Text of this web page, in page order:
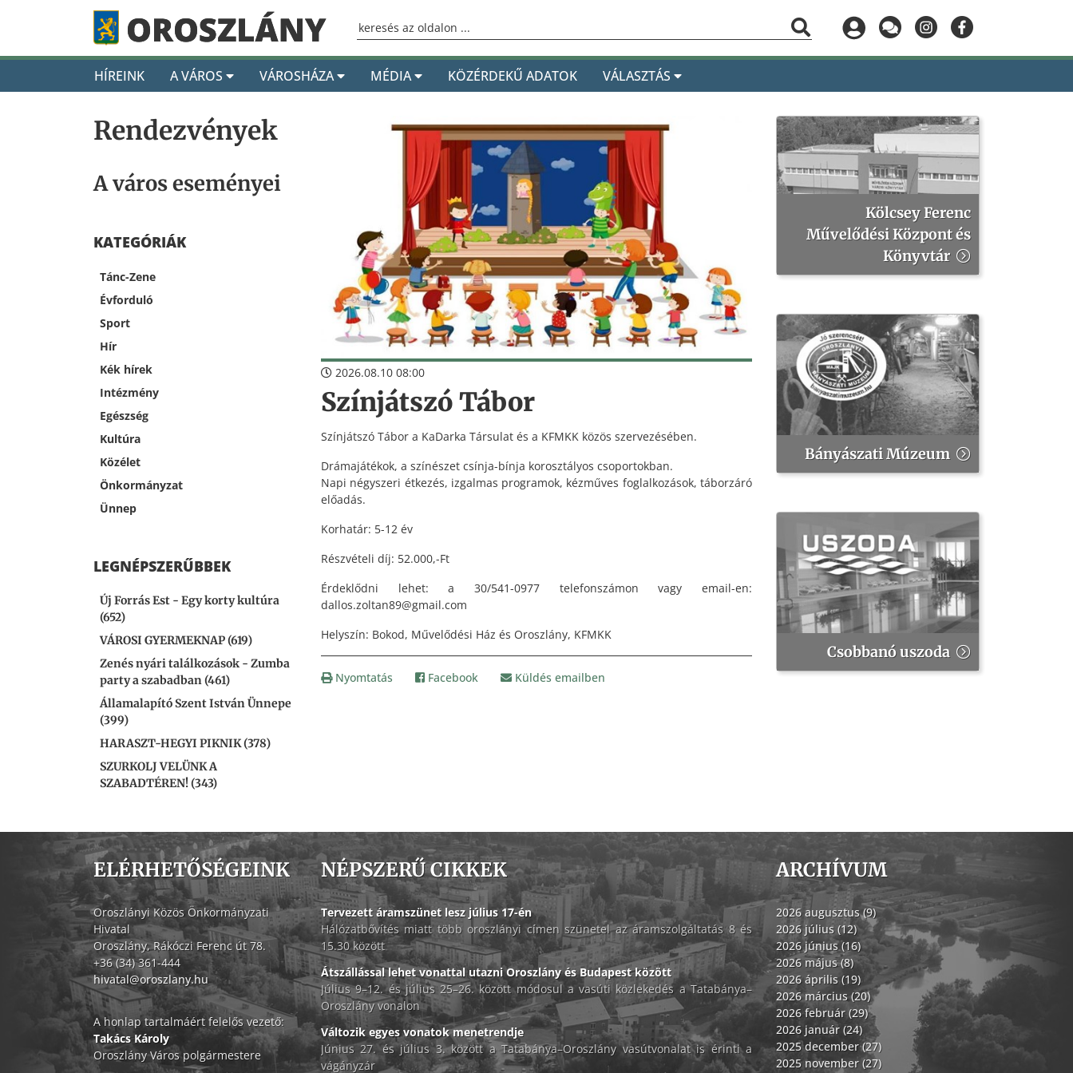
HÍREINK A VÁROS VÁROSHÁZA MÉDIA KÖZÉRDEKŰ ADATOK VÁLASZTÁS
Rendezvények
A város eseményei
KATEGÓRIÁK
Tánc-Zene
Évforduló
Sport
Hír
Kék hírek
Intézmény
Egészség
Kultúra
Közélet
Önkormányzat
Ünnep
LEGNÉPSZERŰBBEK
Új Forrás Est - Egy korty kultúra
(652)
VÁROSI GYERMEKNAP (619)
Zenés nyári találkozások - Zumba
party a szabadban (461)
Államalapító Szent István Ünnepe
(399)
HARASZT-HEGYI PIKNIK (378)
SZURKOLJ VELÜNK A
SZABADTÉREN! (343)
2026.08.10 08:00
Színjátszó Tábor
Színjátszó Tábor a KaDarka Társulat és a KFMKK közös szervezésében.
Drámajátékok, a színészet csínja-bínja korosztályos csoportokban.
Napi négyszeri étkezés, izgalmas programok, kézműves foglalkozások, táborzáró
előadás.
Korhatár: 5-12 év
Részvételi díj: 52.000,-Ft
Érdeklődni lehet: a 30/541-0977 telefonszámon vagy email-en:
dallos.zoltan89@gmail.com
Helyszín: Bokod, Művelődési Ház és Oroszlány, KFMKK
Nyomtatás Facebook Küldés emailben
Kölcsey Ferenc
Művelődési Központ és
Könyvtár
Bányászati Múzeum
Csobbanó uszoda
ELÉRHETŐSÉGEINK
Oroszlányi Közös Önkormányzati
Hivatal
Oroszlány, Rákóczi Ferenc út 78.
+36 (34) 361-444
hivatal@oroszlany.hu
A honlap tartalmáért felelős vezető:
Takács Károly
Oroszlány Város polgármestere
NÉPSZERŰ CIKKEK
Tervezett áramszünet lesz július 17-én
Hálózatbővítés miatt több oroszlányi címen szünetel az áramszolgáltatás 8 és
15.30 között
Átszállással lehet vonattal utazni Oroszlány és Budapest között
Július 9–12. és július 25–26. között módosul a vasúti közlekedés a Tatabánya–
Oroszlány vonalon
Változik egyes vonatok menetrendje
Június 27. és július 3. között a Tatabánya–Oroszlány vasútvonalat is érinti a
vágányzár
ARCHÍVUM
2026 augusztus (9)
2026 július (12)
2026 június (16)
2026 május (8)
2026 április (19)
2026 március (20)
2026 február (29)
2026 január (24)
2025 december (27)
2025 november (27)